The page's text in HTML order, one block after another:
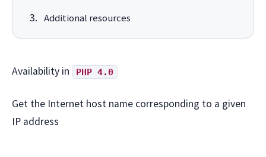
Additional resources
Availability in PHP 4.0
Get the Internet host name corresponding to a given
IP address